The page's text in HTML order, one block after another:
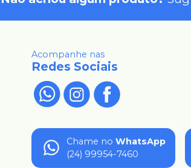
Acompanhe nas
Redes Sociais
Chame no WhatsApp
(24) 99954-7460